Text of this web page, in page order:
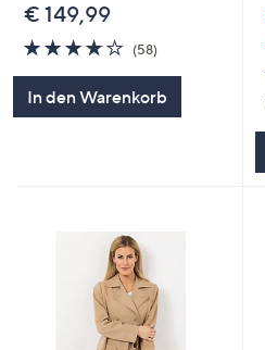
€ 149,99
4.0
von
(58)58
In den Warenkorb